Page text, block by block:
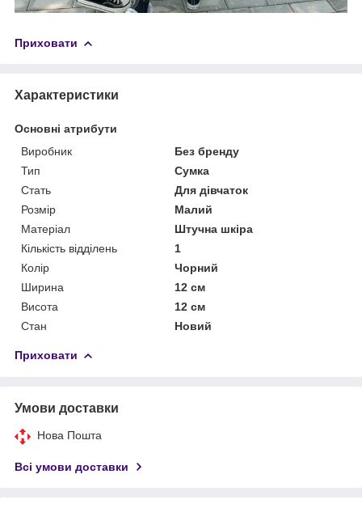
Приховати
Характеристики
Основні атрибути
Виробник
Без бренду
Тип
Сумка
Стать
Для дівчаток
Розмір
Малий
Матеріал
Штучна шкіра
Кількість відділень
1
Колір
Чорний
Ширина
12 см
Висота
12 см
Стан
Новий
Приховати
Умови доставки
Нова Пошта
Всі умови доставки